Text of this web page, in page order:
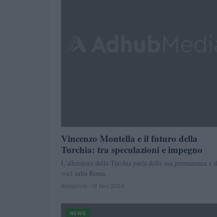
Vincenzo Montella e il futuro della
Turchia: tra speculazioni e impegno
L'allenatore della Turchia parla della sua permanenza e
voci sulla Roma.
Redazione · 18 Nov 2024
NEWS